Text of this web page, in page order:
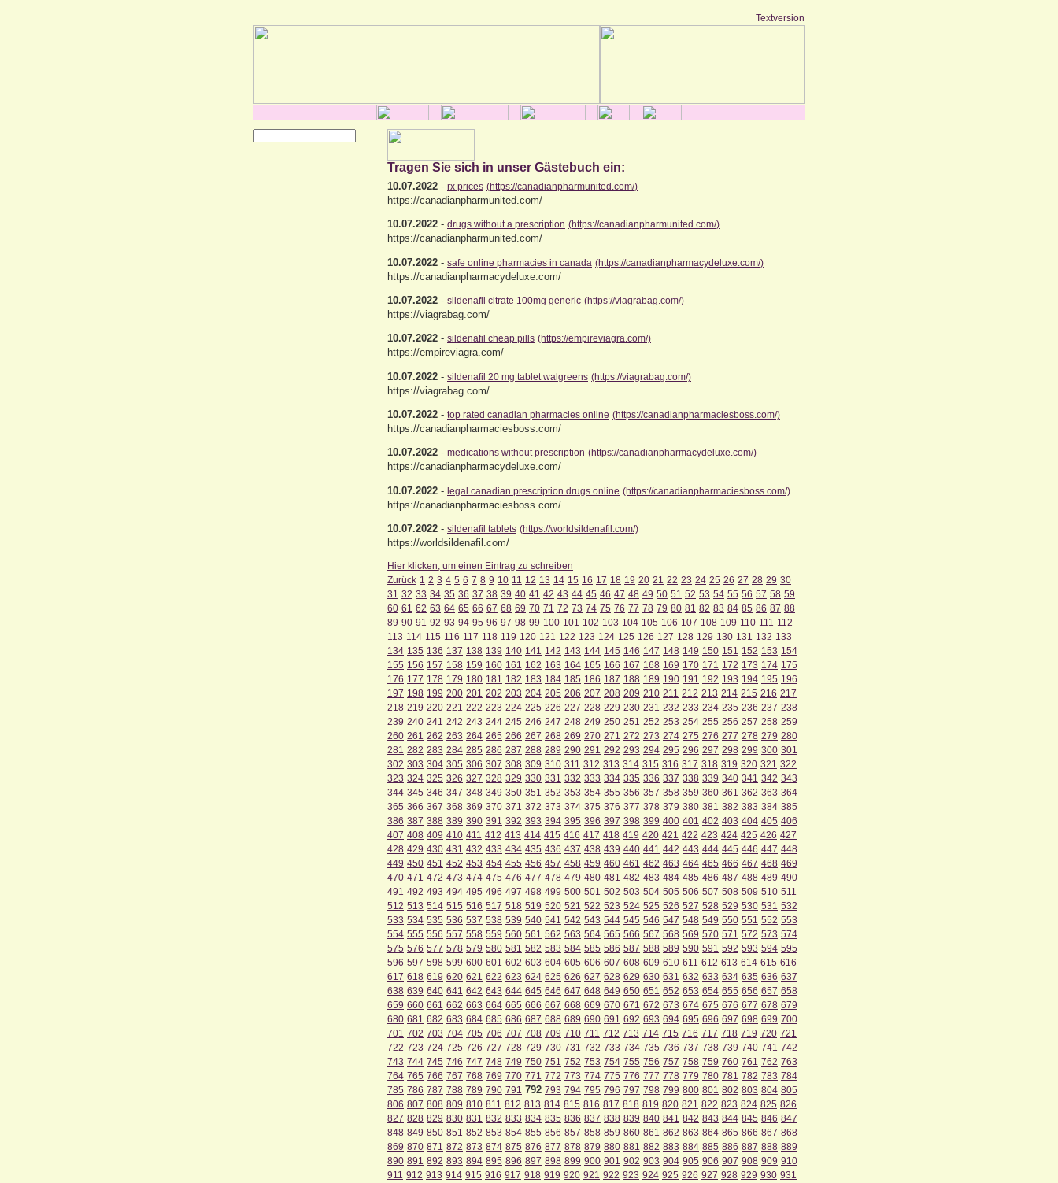
Textversion
Tragen Sie sich in unser Gästebuch ein:
10.07.2022 - rx prices (https://canadianpharmunited.com/)
https://canadianpharmunited.com/
10.07.2022 - drugs without a prescription (https://canadianpharmunited.com/)
https://canadianpharmunited.com/
10.07.2022 - safe online pharmacies in canada (https://canadianpharmacydeluxe.com/)
https://canadianpharmacydeluxe.com/
10.07.2022 - sildenafil citrate 100mg generic (https://viagrabag.com/)
https://viagrabag.com/
10.07.2022 - sildenafil cheap pills (https://empireviagra.com/)
https://empireviagra.com/
10.07.2022 - sildenafil 20 mg tablet walgreens (https://viagrabag.com/)
https://viagrabag.com/
10.07.2022 - top rated canadian pharmacies online (https://canadianpharmaciesboss.com/)
https://canadianpharmaciesboss.com/
10.07.2022 - medications without prescription (https://canadianpharmacydeluxe.com/)
https://canadianpharmacydeluxe.com/
10.07.2022 - legal canadian prescription drugs online (https://canadianpharmaciesboss.com/)
https://canadianpharmaciesboss.com/
10.07.2022 - sildenafil tablets (https://worldsildenafil.com/)
https://worldsildenafil.com/
Hier klicken, um einen Eintrag zu schreiben
Zurück 1 2 3 4 5 6 7 8 9 10 11 12 13 14 15 16 17 18 19 20 21 22 23 24 25 26 27 28 29 30
31 32 33 34 35 36 37 38 39 40 41 42 43 44 45 46 47 48 49 50 51 52 53 54 55 56 57 58 59
60 61 62 63 64 65 66 67 68 69 70 71 72 73 74 75 76 77 78 79 80 81 82 83 84 85 86 87 88
89 90 91 92 93 94 95 96 97 98 99 100 101 102 103 104 105 106 107 108 109 110 111 112
113 114 115 116 117 118 119 120 121 122 123 124 125 126 127 128 129 130 131 132 133
134 135 136 137 138 139 140 141 142 143 144 145 146 147 148 149 150 151 152 153 154
155 156 157 158 159 160 161 162 163 164 165 166 167 168 169 170 171 172 173 174 175
176 177 178 179 180 181 182 183 184 185 186 187 188 189 190 191 192 193 194 195 196
197 198 199 200 201 202 203 204 205 206 207 208 209 210 211 212 213 214 215 216 217
218 219 220 221 222 223 224 225 226 227 228 229 230 231 232 233 234 235 236 237 238
239 240 241 242 243 244 245 246 247 248 249 250 251 252 253 254 255 256 257 258 259
260 261 262 263 264 265 266 267 268 269 270 271 272 273 274 275 276 277 278 279 280
281 282 283 284 285 286 287 288 289 290 291 292 293 294 295 296 297 298 299 300 301
302 303 304 305 306 307 308 309 310 311 312 313 314 315 316 317 318 319 320 321 322
323 324 325 326 327 328 329 330 331 332 333 334 335 336 337 338 339 340 341 342 343
344 345 346 347 348 349 350 351 352 353 354 355 356 357 358 359 360 361 362 363 364
365 366 367 368 369 370 371 372 373 374 375 376 377 378 379 380 381 382 383 384 385
386 387 388 389 390 391 392 393 394 395 396 397 398 399 400 401 402 403 404 405 406
407 408 409 410 411 412 413 414 415 416 417 418 419 420 421 422 423 424 425 426 427
428 429 430 431 432 433 434 435 436 437 438 439 440 441 442 443 444 445 446 447 448
449 450 451 452 453 454 455 456 457 458 459 460 461 462 463 464 465 466 467 468 469
470 471 472 473 474 475 476 477 478 479 480 481 482 483 484 485 486 487 488 489 490
491 492 493 494 495 496 497 498 499 500 501 502 503 504 505 506 507 508 509 510 511
512 513 514 515 516 517 518 519 520 521 522 523 524 525 526 527 528 529 530 531 532
533 534 535 536 537 538 539 540 541 542 543 544 545 546 547 548 549 550 551 552 553
554 555 556 557 558 559 560 561 562 563 564 565 566 567 568 569 570 571 572 573 574
575 576 577 578 579 580 581 582 583 584 585 586 587 588 589 590 591 592 593 594 595
596 597 598 599 600 601 602 603 604 605 606 607 608 609 610 611 612 613 614 615 616
617 618 619 620 621 622 623 624 625 626 627 628 629 630 631 632 633 634 635 636 637
638 639 640 641 642 643 644 645 646 647 648 649 650 651 652 653 654 655 656 657 658
659 660 661 662 663 664 665 666 667 668 669 670 671 672 673 674 675 676 677 678 679
680 681 682 683 684 685 686 687 688 689 690 691 692 693 694 695 696 697 698 699 700
701 702 703 704 705 706 707 708 709 710 711 712 713 714 715 716 717 718 719 720 721
722 723 724 725 726 727 728 729 730 731 732 733 734 735 736 737 738 739 740 741 742
743 744 745 746 747 748 749 750 751 752 753 754 755 756 757 758 759 760 761 762 763
764 765 766 767 768 769 770 771 772 773 774 775 776 777 778 779 780 781 782 783 784
785 786 787 788 789 790 791 792 793 794 795 796 797 798 799 800 801 802 803 804 805
806 807 808 809 810 811 812 813 814 815 816 817 818 819 820 821 822 823 824 825 826
827 828 829 830 831 832 833 834 835 836 837 838 839 840 841 842 843 844 845 846 847
848 849 850 851 852 853 854 855 856 857 858 859 860 861 862 863 864 865 866 867 868
869 870 871 872 873 874 875 876 877 878 879 880 881 882 883 884 885 886 887 888 889
890 891 892 893 894 895 896 897 898 899 900 901 902 903 904 905 906 907 908 909 910
911 912 913 914 915 916 917 918 919 920 921 922 923 924 925 926 927 928 929 930 931